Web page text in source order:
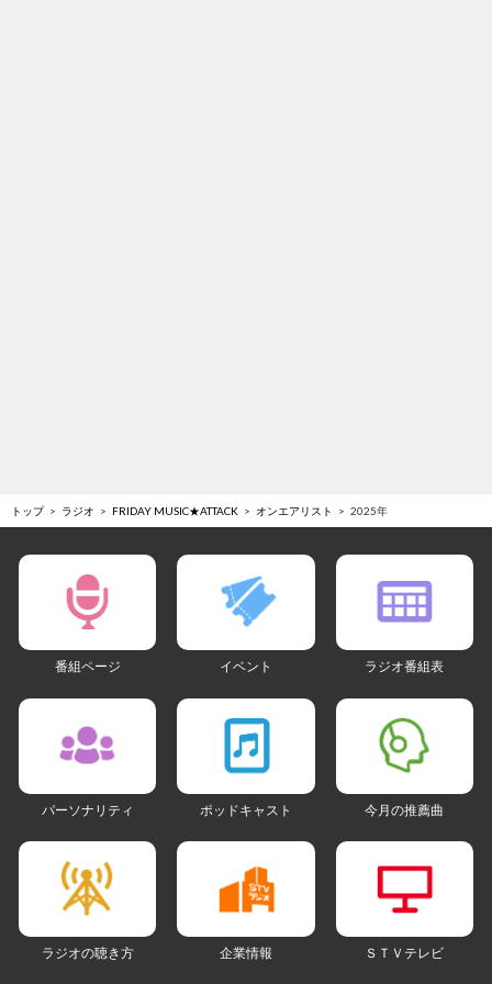
トップ ラジオ FRIDAY MUSIC★ATTACK オンエアリスト 2025年
番組ページ イベント ラジオ番組表
パーソナリティ ポッドキャスト 今月の推薦曲
ラジオの聴き方 企業情報 ＳＴＶテレビ